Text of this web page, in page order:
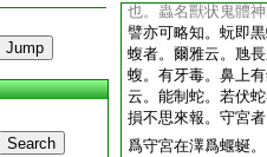
Search
也。蟲名獸状鬼體
譬亦可略知。蚖即
蝮者。爾雅云。虺
蝮。有牙毒。鼻上
云。能制蛇。若伏
損不思來報。守宮
爲守宮在澤爲蝘蜒。